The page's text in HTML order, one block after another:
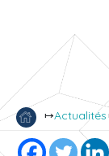
↦Actualités